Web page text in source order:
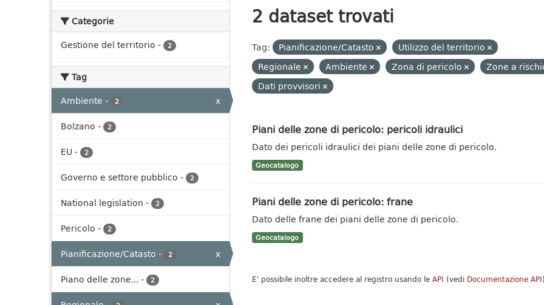
Categorie
Gestione del territorio - 2
Tag
Ambiente - 2
x
Bolzano - 2
EU - 2
Governo e settore pubblico - 2
National legislation - 2
Pericolo - 2
Pianificazione/Catasto - 2
x
Piano delle zone... - 2
2 dataset trovati
Tag: Pianificazione/Catasto
Utilizzo del territorio
Regionale
Ambiente Zona di pericolo
Zone a
Dati provvisori
Piani delle zone di pericolo: pericoli idraulici
Dato dei pericoli idraulici dei piani delle zone di pericolo.
Geocatalogo
Piani delle zone di pericolo: frane
Dato delle frane dei piani delle zone di pericolo.
Geocatalogo
E' possibile inoltre accedere al registro usando le API (vedi Documentazione API